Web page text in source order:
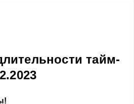
тайм-